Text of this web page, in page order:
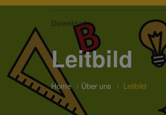
Download
Leitbild
Home Über uns Leitbild